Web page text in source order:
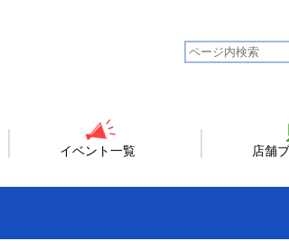
イベント一覧 店舗